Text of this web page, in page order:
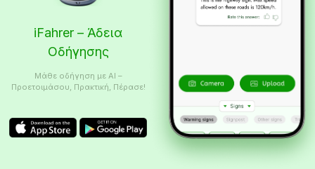
iFahrer – Άδεια
Οδήγησης
Μάθε οδήγηση με AI –
Προετοιμάσου, Πρακτική, Πέρασε!